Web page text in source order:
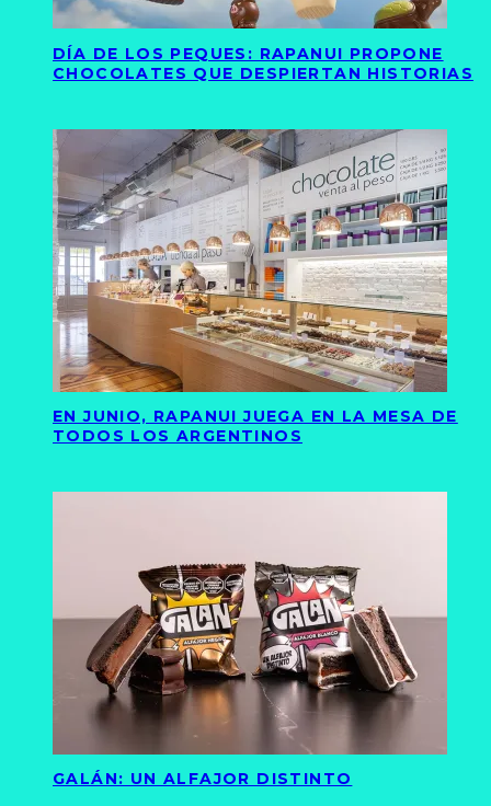
DÍA DE LOS PEQUES: RAPANUI PROPONE
CHOCOLATES QUE DESPIERTAN HISTORIAS
EN JUNIO, RAPANUI JUEGA EN LA MESA DE
TODOS LOS ARGENTINOS
GALÁN: UN ALFAJOR DISTINTO